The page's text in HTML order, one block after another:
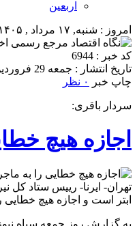
اربعین
امروز : شنبه, ۱۷ مرداد , ۱۴۰۵
کد خبر : 6944
تاریخ انتشار : جمعه 29 فروردین 1399 - 23:22
چاپ خبر
۰ نظر
سردار باقری:
اجازه هیچ
تهران- ایرنا- رییس ستاد کل
ابتر است و اجازه هیچ